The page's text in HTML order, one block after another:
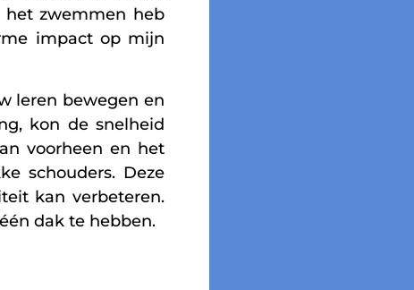
zwemmen heb
impact op mijn
leren bewegen en
kon de snelheid
voorheen en het
schouders. Deze
kan verbeteren.
dak te hebben.